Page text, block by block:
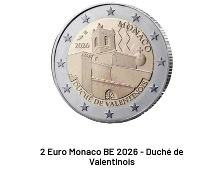
2 Euro Monaco BE 2026 - Duché de
Valentinois